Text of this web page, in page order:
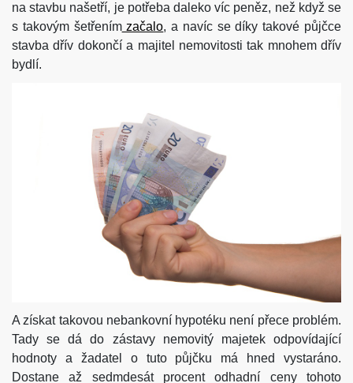
na stavbu našetří, je potřeba daleko víc peněz, než když se
s takovým šetřenímzačalo, a navíc se díky takové půjčce
stavba dřív dokončí a majitel nemovitosti tak mnohem dřív
bydlí.
A získat takovou nebankovní hypotéku není přece problém.
Tady se dá do zástavy nemovitý majetek odpovídající
hodnoty a žadatel o tuto půjčku má hned vystaráno.
Dostane až sedmdesát procent odhadní ceny tohoto